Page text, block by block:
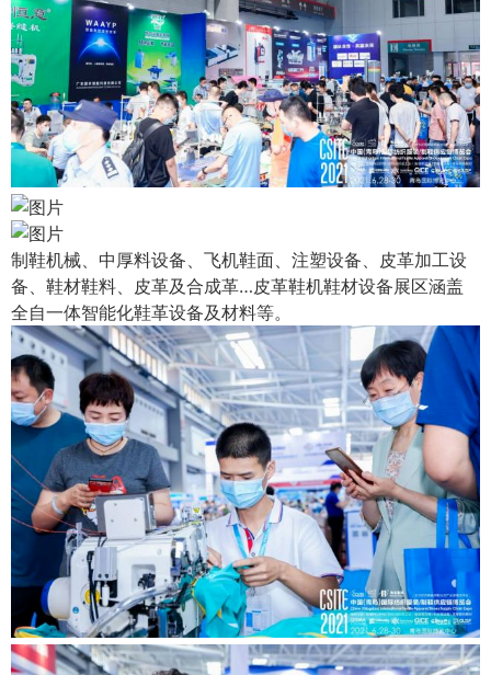
制鞋机械、中厚料设备、飞机鞋面、注塑设备、皮革加工设
备、鞋材鞋料、皮革及合成革…皮革鞋机鞋材设备展区涵盖
全自一体智能化鞋革设备及材料等。